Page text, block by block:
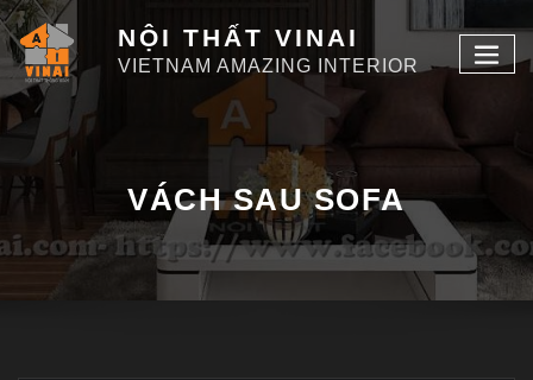
NỘI THẤT VINAI
VIETNAM AMAZING INTERIOR
VÁCH SAU SOFA